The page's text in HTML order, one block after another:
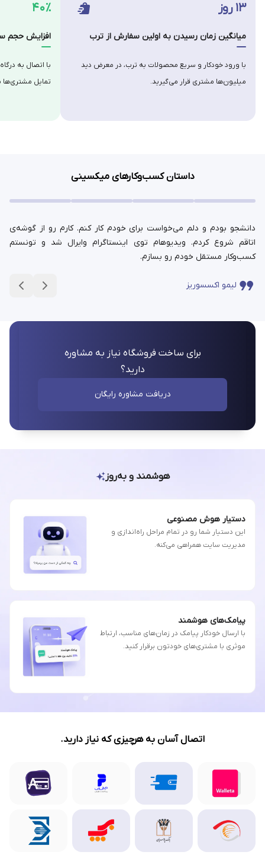
۴۰٪
افزایش حجم
با اتصال به
تمایل
۱۳ روز
میانگین زمان رسیدن به اولین سفارش از ترب
با ورود خودکار و سریع محصولات به ترب، در معرض دید
میلیون‌ها مشتری قرار می‌گیرید.
داستان کسب‌وکارهای میکسینی
دانشجو بودم و دلم می‌خواست برای خودم کار کنم. کارم رو از گوشه‌ی
اتاقم شروع کردم. ویدیوهام توی اینستاگرام وایرال شد و تونستم
کسب‌وکار مستقل خودم رو بسازم.
لیمو اکسسوریز
برای ساخت فروشگاه نیاز به مشاوره
دارید؟
دریافت مشاوره رایگان
هوشمند و به‌روز
دستیار هوش مصنوعی
این دستیار شما رو در تمام مراحل راه‌اندازی و
مدیریت سایت همراهی می‌کنه.
پیامک‌های هوشمند
با ارسال خودکار پیامک در زمان‌های مناسب، ارتباط
موثری با مشتری‌های خودتون برقرار کنید.
اتصال آسان به هرچیزی که نیاز دارید.